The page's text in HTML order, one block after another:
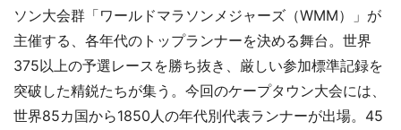
ソン大会群「ワールドマラソンメジャーズ（WMM）」が
主催する、各年代のトップランナーを決める舞台。世界
375以上の予選レースを勝ち抜き、厳しい参加標準記録を
突破した精鋭たちが集う。今回のケープタウン大会には、
世界85カ国から1850人の年代別代表ランナーが出場。45